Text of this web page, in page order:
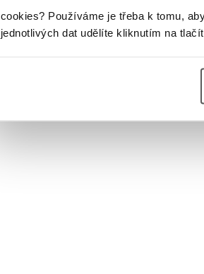
cookies? Používáme je třeba k tomu,
jednotlivých dat udělíte kliknutím na